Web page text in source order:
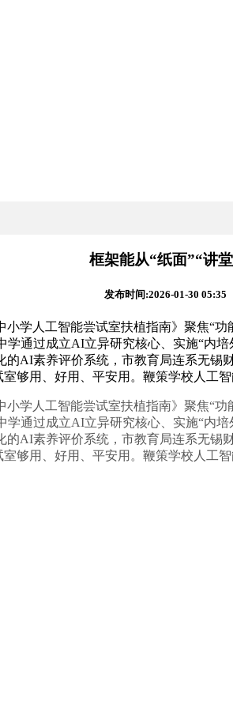
框架能从“纸面”“讲
发布时间:2026-01-30 05:35
人工智能尝试室扶植指南》聚焦“功
通过成立AI立异研究核心、实施“内
AI素养评价系统，市教育局连系无
够用、好用、平安用。鞭策学校人工
人工智能尝试室扶植指南》聚焦“功
通过成立AI立异研究核心、实施“内
AI素养评价系统，市教育局连系无
够用、好用、平安用。鞭策学校人工